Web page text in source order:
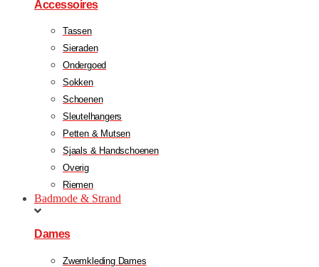
Accessoires
Tassen
Sieraden
Ondergoed
Sokken
Schoenen
Sleutelhangers
Petten & Mutsen
Sjaals & Handschoenen
Overig
Riemen
Badmode & Strand
Dames
Zwemkleding Dames